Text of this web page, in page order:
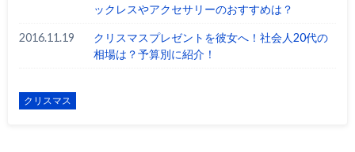
ックレスやアクセサリーのおすすめは？
2016.11.19
クリスマスプレゼントを彼女へ！社会人20代の
相場は？予算別に紹介！
クリスマス